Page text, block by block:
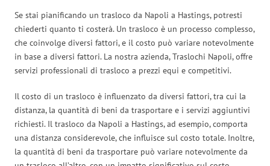
Se stai pianificando un trasloco da Napoli a Hastings, potresti
chiederti quanto ti costerà. Un trasloco è un processo complesso,
che coinvolge diversi fattori, e il costo può variare notevolmente
in base a diversi fattori. La nostra azienda, Traslochi Napoli, offre
servizi professionali di trasloco a prezzi equi e competitivi.
Il costo di un trasloco è influenzato da diversi fattori, tra cui la
distanza, la quantità di beni da trasportare e i servizi aggiuntivi
richiesti. Il trasloco da Napoli a Hastings, ad esempio, comporta
una distanza considerevole, che influisce sul costo totale. Inoltre,
la quantità di beni da trasportare può variare notevolmente da